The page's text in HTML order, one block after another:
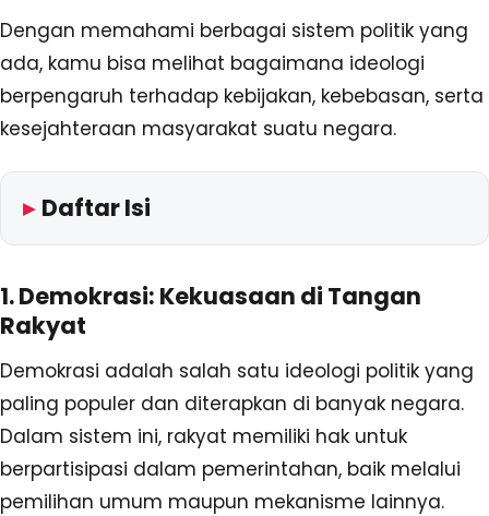
Dengan memahami berbagai sistem politik yang
ada, kamu bisa melihat bagaimana ideologi
berpengaruh terhadap kebijakan, kebebasan, serta
kesejahteraan masyarakat suatu negara.
Daftar Isi
1. Demokrasi: Kekuasaan di Tangan
Rakyat
Demokrasi adalah salah satu ideologi politik yang
paling populer dan diterapkan di banyak negara.
Dalam sistem ini, rakyat memiliki hak untuk
berpartisipasi dalam pemerintahan, baik melalui
pemilihan umum maupun mekanisme lainnya.